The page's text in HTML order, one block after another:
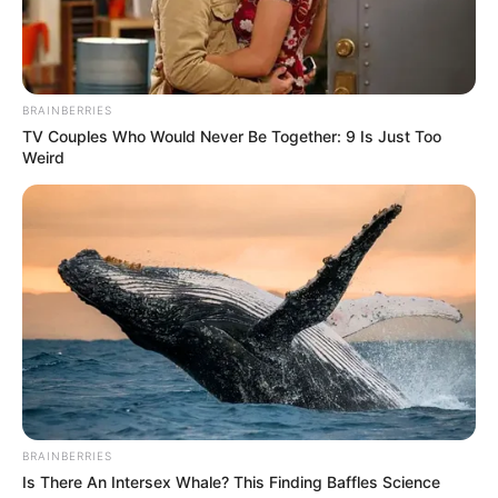
BRAINBERRIES
TV Couples Who Would Never Be Together: 9 Is Just Too
Weird
BRAINBERRIES
Is There An Intersex Whale? This Finding Baffles Science